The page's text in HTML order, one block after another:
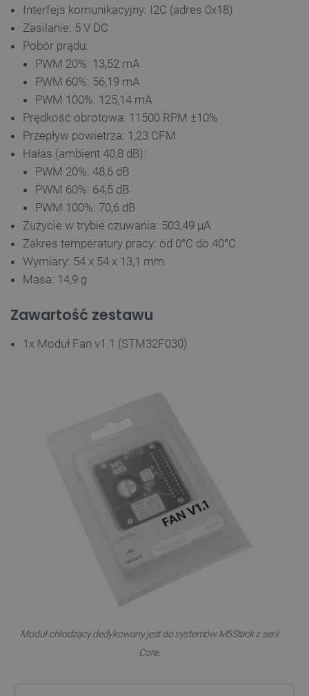
Interfejs komunikacyjny: I2C (adres 0x18)
Zasilanie: 5 V DC
Pobór prądu:
PWM 20%: 13,52 mA
PWM 60%: 56,19 mA
PWM 100%: 125,14 mA
Prędkość obrotowa: 11500 RPM ±10%
Przepływ powietrza: 1,23 CFM
Hałas (ambient 40,8 dB):
PWM 20%: 48,6 dB
PWM 60%: 64,5 dB
PWM 100%: 70,6 dB
Zużycie w trybie czuwania: 503,49 µA
Zakres temperatury pracy: od 0°C do 40°C
Wymiary: 54 x 54 x 13,1 mm
Masa: 14,9 g
Zawartość zestawu
1x Moduł Fan v1.1 (STM32F030)
Moduł chłodzący dedykowany jest do systemów M5Stack z serii
Core.